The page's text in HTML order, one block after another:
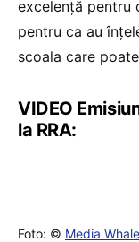
excelență pentru
pentru ca au
scoala care
VIDEO
la RRA:
Foto: © Media